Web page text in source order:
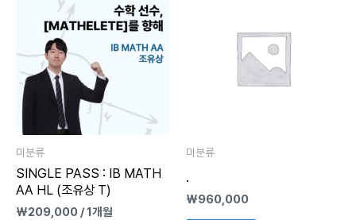
미분류
SINGLE PASS : IB MATH
AA HL (조유상 T)
₩209,000/ 1개월
미분류
.
₩960,000